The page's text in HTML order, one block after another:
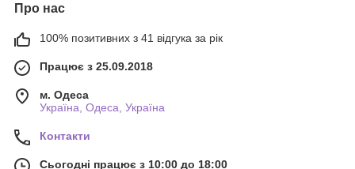
Про нас
100% позитивних з 41 відгука за рік
Працює з 25.09.2018
м. Одеса
Україна, Одеса, Україна
Контакти
Сьогодні працює з 10:00 до 18:00